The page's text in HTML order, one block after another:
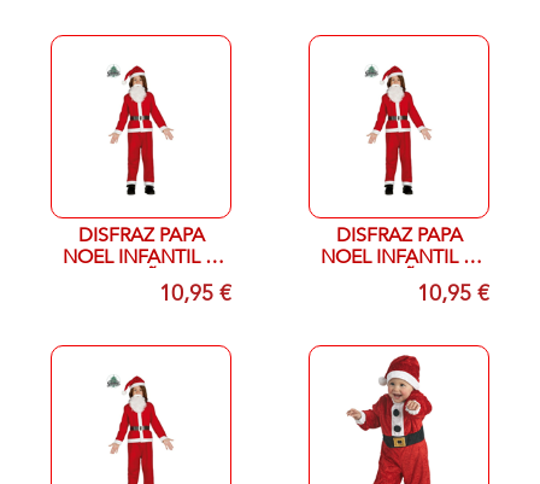
DISFRAZ PAPA
NOEL INFANTIL T-
5/6 AÑOS10,95 €
DISFRAZ PAPA
NOEL INFANTIL T-
7/9 AÑOS10,95 €